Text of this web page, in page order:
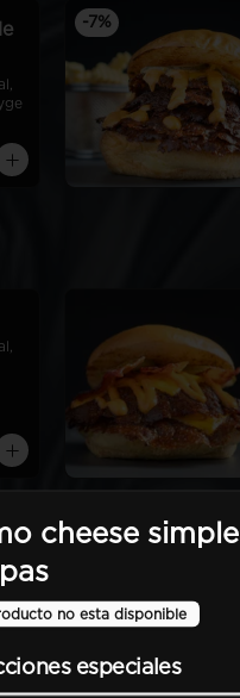
-7%
cheese simple
no esta disponible
especiales